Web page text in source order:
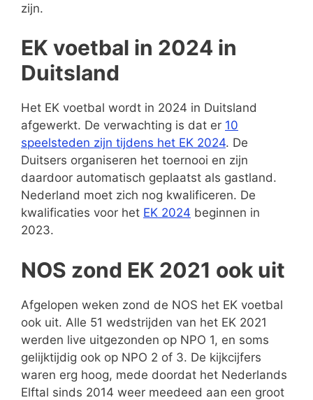
zijn.
EK voetbal in 2024 in
Duitsland
Het EK voetbal wordt in 2024 in Duitsland
afgewerkt. De verwachting is dat er 10
speelsteden zijn tijdens het EK 2024. De
Duitsers organiseren het toernooi en zijn
daardoor automatisch geplaatst als gastland.
Nederland moet zich nog kwalificeren. De
kwalificaties voor het EK 2024 beginnen in
2023.
NOS zond EK 2021 ook uit
Afgelopen weken zond de NOS het EK voetbal
ook uit. Alle 51 wedstrijden van het EK 2021
werden live uitgezonden op NPO 1, en soms
gelijktijdig ook op NPO 2 of 3. De kijkcijfers
waren erg hoog, mede doordat het Nederlands
Elftal sinds 2014 weer meedeed aan een groot